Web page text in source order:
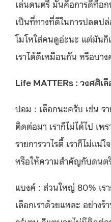
เล่นดนตรี มันคือการดีท็อ
เป็นที่ทางที่ดีในการปลดป
โมโหใส่คนดูอ่ะนะ แต่มัน
เราได้ดีเหมือนกัน หรือบาง
Life MATTERs : วงศศิเ
ปอม : เลือกนะครับ เช่น รา
ติดต่อมา เราก็ไม่ได้ไป เพร
รายการวาไรตี้ เราก็ไม่แน่ใ
หรือให้ความสำคัญกับดนต
แบงค์ : ส่วนใหญ่ 80% เรา
เลือกเราด้วยแหละ อย่างร้